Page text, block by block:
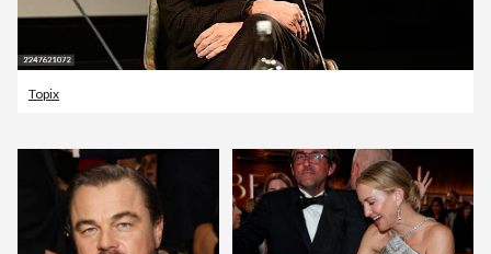
Topix